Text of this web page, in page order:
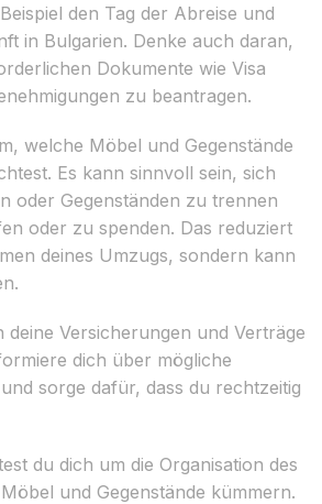
den Tag der Abreise und
in Bulgarien. Denke auch daran,
Dokumente wie Visa
zu beantragen.
welche Möbel und Gegenstände
Es kann sinnvoll sein, sich
oder Gegenständen zu trennen
oder zu spenden. Das reduziert
deines Umzugs, sondern kann
deine Versicherungen und Verträge
dich über mögliche
sorge dafür, dass du rechtzeitig
du dich um die Organisation des
und Gegenstände kümmern.